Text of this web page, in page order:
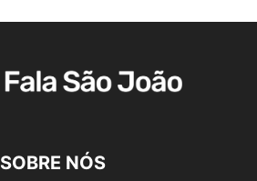
SOBRE NÓS